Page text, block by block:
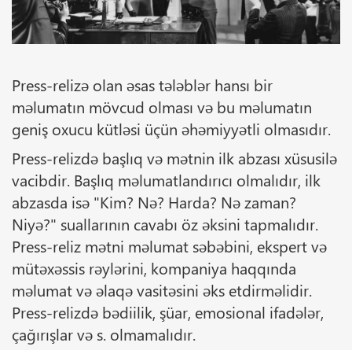
Press-relizə olan əsas tələblər hansı bir
məlumatın mövcud olması və bu məlumatın
geniş oxucu kütləsi üçün əhəmiyyətli olmasıdır.
Press-relizdə başlıq və mətnin ilk abzası xüsusilə
vacibdir. Başlıq məlumatlandırıcı olmalıdır, ilk
abzasda isə "Kim? Nə? Harda? Nə zaman?
Niyə?" suallarının cavabı öz əksini tapmalıdır.
Press-reliz mətni məlumat səbəbini, ekspert və
mütəxəssis rəylərini, kompaniya haqqında
məlumat və əlaqə vasitəsini əks etdirməlidir.
Press-relizdə bədiilik, şüar, emosional ifadələr,
çağırışlar və s. olmamalıdır.